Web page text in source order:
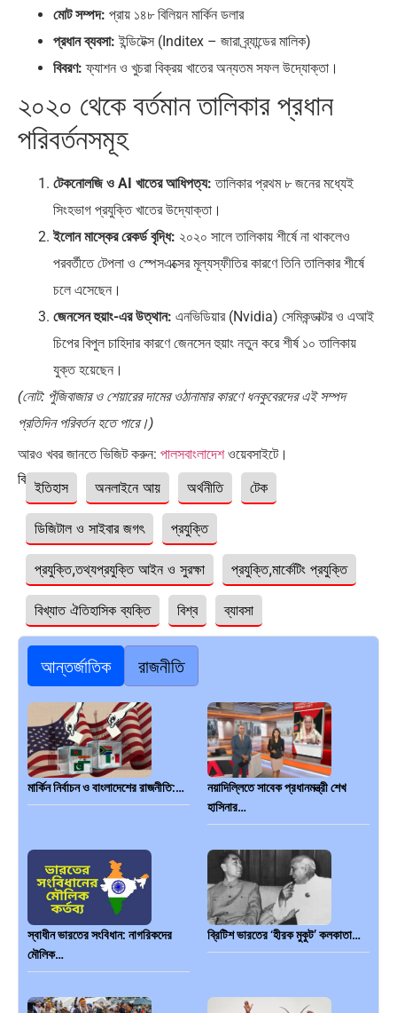
মোট সম্পদ: প্রায় ১৪৮ বিলিয়ন মার্কিন ডলার
প্রধান ব্যবসা: ইন্ডিটেক্স (Inditex – জারা ব্র্যান্ডের মালিক)
বিবরণ: ফ্যাশন ও খুচরা বিক্রয় খাতের অন্যতম সফল উদ্যোক্তা।
২০২০ থেকে বর্তমান তালিকার প্রধান
পরিবর্তনসমূহ
টেকনোলজি ও AI খাতের আধিপত্য: তালিকার প্রথম ৮ জনের মধ্যেই
সিংহভাগ প্রযুক্তি খাতের উদ্যোক্তা।
ইলোন মাস্কের রেকর্ড বৃদ্ধি: ২০২০ সালে তালিকায় শীর্ষে না থাকলেও
পরবর্তীতে টেপলা ও স্পেসএক্সের মূল্যস্ফীতির কারণে তিনি তালিকার শীর্ষে
চলে এসেছেন।
জেনসেন হুয়াং-এর উত্থান: এনভিডিয়ার (Nvidia) সেমিকন্ডাক্টর ও এআই
চিপের বিপুল চাহিদার কারণে জেনসেন হুয়াং নতুন করে শীর্ষ ১০ তালিকায়
যুক্ত হয়েছেন।
(নোট: পুঁজিবাজার ও শেয়ারের দামের ওঠানামার কারণে ধনকুবেরদের এই সম্পদ
প্রতিদিন পরিবর্তন হতে পারে।)
আরও খবর জানতে ভিজিট করুন: পালসবাংলাদেশওয়েবসাইটে।
বিষয়ঃইতিহাস অনলাইনে আয় অর্থনীতি টেক
ডিজিটাল ও সাইবার জগৎ প্রযুক্তি
প্রযুক্তি,তথ্যপ্রযুক্তি আইন ও সুরক্ষা প্রযুক্তি,মার্কেটিং প্রযুক্তি
বিখ্যাত ঐতিহাসিক ব্যক্তি বিশ্ব ব্যাবসা
আন্তর্জাতিক রাজনীতি
মার্কিন নির্বাচন ও বাংলাদেশের রাজনীতি:…
নয়াদিল্লিতে সাবেক প্রধানমন্ত্রী শেখ
হাসিনার…
স্বাধীন ভারতের সংবিধান: নাগরিকদের
মৌলিক…
ব্রিটিশ ভারতের ‘হীরক মুকুট’ কলকাতা…